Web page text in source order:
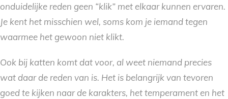
onduidelijke reden geen “klik” met elkaar kunnen ervaren.
Je kent het misschien wel, soms kom je iemand tegen
waarmee het gewoon niet klikt.
Ook bij katten komt dat voor, al weet niemand precies
wat daar de reden van is. Het is belangrijk van tevoren
goed te kijken naar de karakters, het temperament en het